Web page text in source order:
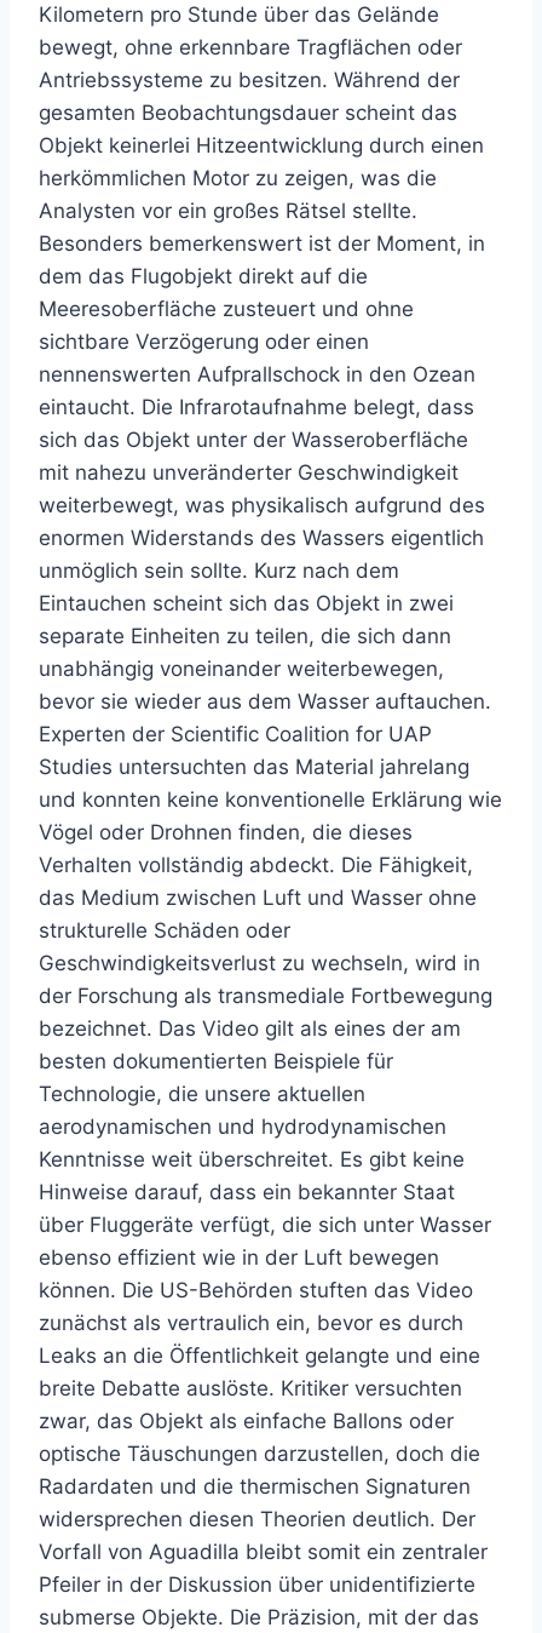
Kilometern pro Stunde über das Gelände
bewegt, ohne erkennbare Tragflächen oder
Antriebssysteme zu besitzen. Während der
gesamten Beobachtungsdauer scheint das
Objekt keinerlei Hitzeentwicklung durch einen
herkömmlichen Motor zu zeigen, was die
Analysten vor ein großes Rätsel stellte.
Besonders bemerkenswert ist der Moment, in
dem das Flugobjekt direkt auf die
Meeresoberfläche zusteuert und ohne
sichtbare Verzögerung oder einen
nennenswerten Aufprallschock in den Ozean
eintaucht. Die Infrarotaufnahme belegt, dass
sich das Objekt unter der Wasseroberfläche
mit nahezu unveränderter Geschwindigkeit
weiterbewegt, was physikalisch aufgrund des
enormen Widerstands des Wassers eigentlich
unmöglich sein sollte. Kurz nach dem
Eintauchen scheint sich das Objekt in zwei
separate Einheiten zu teilen, die sich dann
unabhängig voneinander weiterbewegen,
bevor sie wieder aus dem Wasser auftauchen.
Experten der Scientific Coalition for UAP
Studies untersuchten das Material jahrelang
und konnten keine konventionelle Erklärung wie
Vögel oder Drohnen finden, die dieses
Verhalten vollständig abdeckt. Die Fähigkeit,
das Medium zwischen Luft und Wasser ohne
strukturelle Schäden oder
Geschwindigkeitsverlust zu wechseln, wird in
der Forschung als transmediale Fortbewegung
bezeichnet. Das Video gilt als eines der am
besten dokumentierten Beispiele für
Technologie, die unsere aktuellen
aerodynamischen und hydrodynamischen
Kenntnisse weit überschreitet. Es gibt keine
Hinweise darauf, dass ein bekannter Staat
über Fluggeräte verfügt, die sich unter Wasser
ebenso effizient wie in der Luft bewegen
können. Die US-Behörden stuften das Video
zunächst als vertraulich ein, bevor es durch
Leaks an die Öffentlichkeit gelangte und eine
breite Debatte auslöste. Kritiker versuchten
zwar, das Objekt als einfache Ballons oder
optische Täuschungen darzustellen, doch die
Radardaten und die thermischen Signaturen
widersprechen diesen Theorien deutlich. Der
Vorfall von Aguadilla bleibt somit ein zentraler
Pfeiler in der Diskussion über unidentifizierte
submerse Objekte. Die Präzision, mit der das